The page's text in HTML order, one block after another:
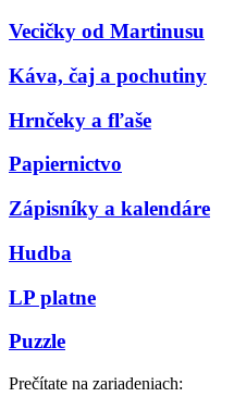
Vecičky od Martinusu
Káva, čaj a pochutiny
Hrnčeky a fľaše
Papiernictvo
Zápisníky a kalendáre
Hudba
LP platne
Puzzle
Prečítate na zariadeniach: